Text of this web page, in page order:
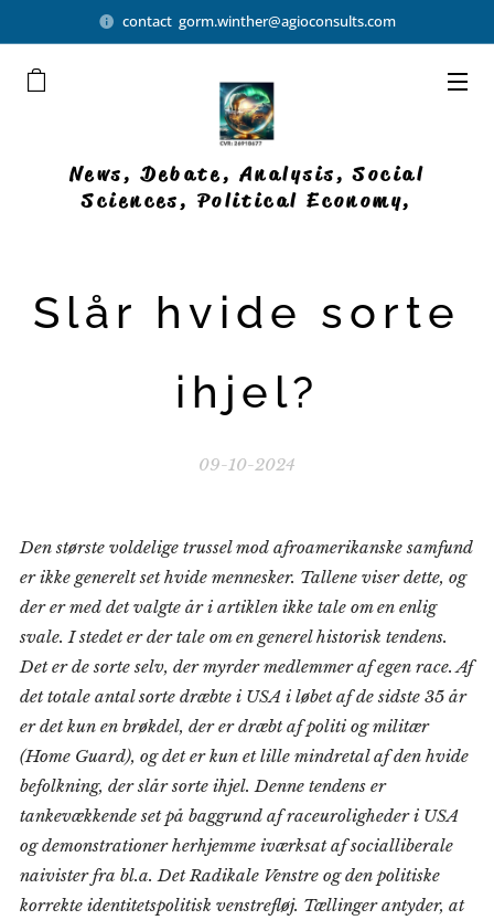
contact gorm.winther@agioconsults.com
News, Debate, Analysis, Social
Sciences, Political Economy,
Slår hvide sorte
ihjel?
09-10-2024
Den største voldelige trussel mod afroamerikanske samfund
er ikke generelt set hvide mennesker. Tallene viser dette, og
der er med det valgte år i artiklen ikke tale om en enlig
svale. I stedet er der tale om en generel historisk tendens.
Det er de sorte selv, der myrder medlemmer af egen race. Af
det totale antal sorte dræbte i USA i løbet af de sidste 35 år
er det kun en brøkdel, der er dræbt af politi og militær
(Home Guard), og det er kun et lille mindretal af den hvide
befolkning, der slår sorte ihjel. Denne tendens er
tankevækkende set på baggrund af raceuroligheder i USA
og demonstrationer herhjemme iværksat af socialliberale
naivister fra bl.a. Det Radikale Venstre og den politiske
korrekte identitetspolitisk venstrefløj. Tællinger antyder, at